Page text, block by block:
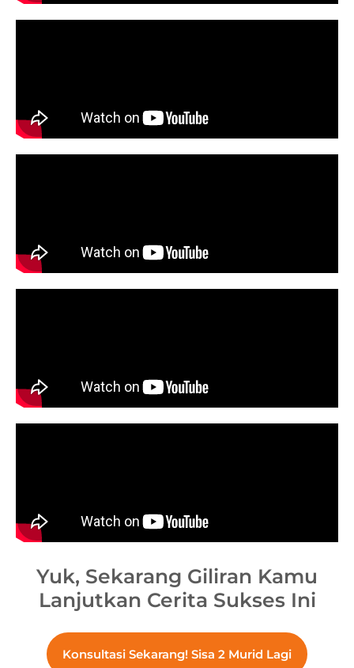
Yuk, Sekarang Giliran Kamu
Lanjutkan Cerita Sukses Ini
Konsultasi Sekarang! Sisa 2 Murid Lagi